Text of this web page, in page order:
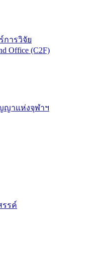
ารวิจัย
Office (C2F)
ญาแห่งจุฬาฯ
รรค์